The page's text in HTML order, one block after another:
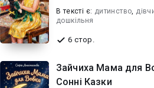
В текcті є: дитинство,
дошкільня
6 стор.
Зайчиха Мама для
Сонні Казки